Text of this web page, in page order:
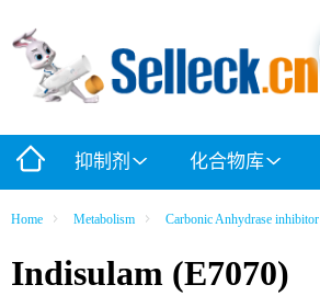
抑制剂 化合物库
Home Metabolism Carbonic Anhydrase inhibitor
Indisulam (E7070)